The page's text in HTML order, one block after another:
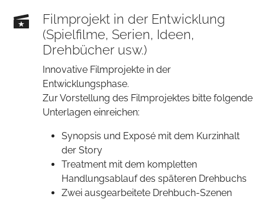
Filmprojekt in der Entwicklung
(Spielfilme, Serien, Ideen,
Drehbücher usw.)
Innovative Filmprojekte in der
Entwicklungsphase.
Zur Vorstellung des Filmprojektes bitte folgende
Unterlagen einreichen:
Synopsis und Exposé mit dem Kurzinhalt
der Story
Treatment mit dem kompletten
Handlungsablauf des späteren Drehbuchs
Zwei ausgearbeitete Drehbuch-Szenen